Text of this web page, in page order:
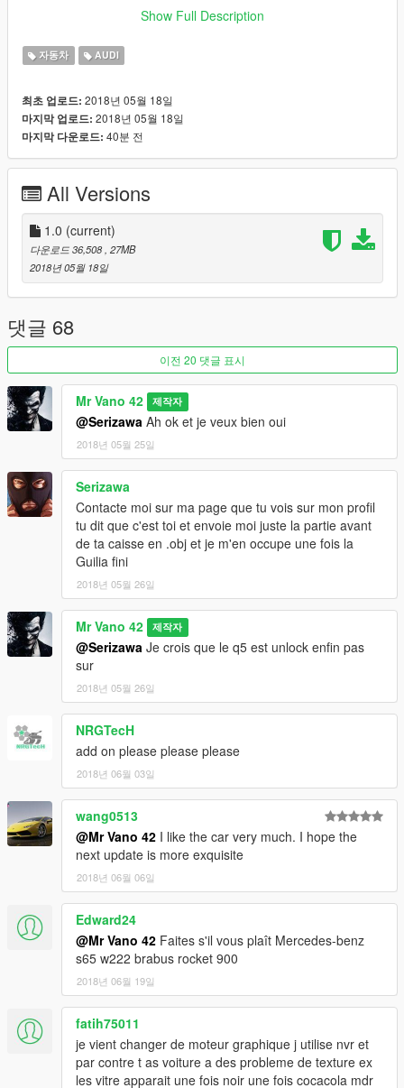
Convert : Mr Vano 42
Show Full Description
자동차 AUDI
최초 업로드: 2018년 05월 18일
마지막 업로드: 2018년 05월 18일
마지막 다운로드: 40분 전
All Versions
1.0 (current)
다운로드 36,508 , 27MB
2018년 05월 18일
댓글 68
이전 20 댓글 표시
Mr Vano 42 제작자
@Serizawa Ah ok et je veux bien oui
2018년 05월 25일
Serizawa
Contacte moi sur ma page que tu vois sur mon profil
tu dit que c'est toi et envoie moi juste la partie avant
de ta caisse en .obj et je m'en occupe une fois la
Guilia fini
2018년 05월 26일
Mr Vano 42 제작자
@Serizawa Je crois que le q5 est unlock enfin pas
sur
2018년 05월 26일
NRGTecH
add on please please please
2018년 06월 03일
wang0513
@Mr Vano 42 I like the car very much. I hope the
next update is more exquisite
2018년 06월 06일
Edward24
@Mr Vano 42 Faites s'il vous plaît Mercedes-benz
s65 w222 brabus rocket 900
2018년 06월 19일
fatih75011
je vient changer de moteur graphique j utilise nvr et
par contre t as voiture a des probleme de texture ex
les vitre apparait une fois noir une fois cocacola mdr